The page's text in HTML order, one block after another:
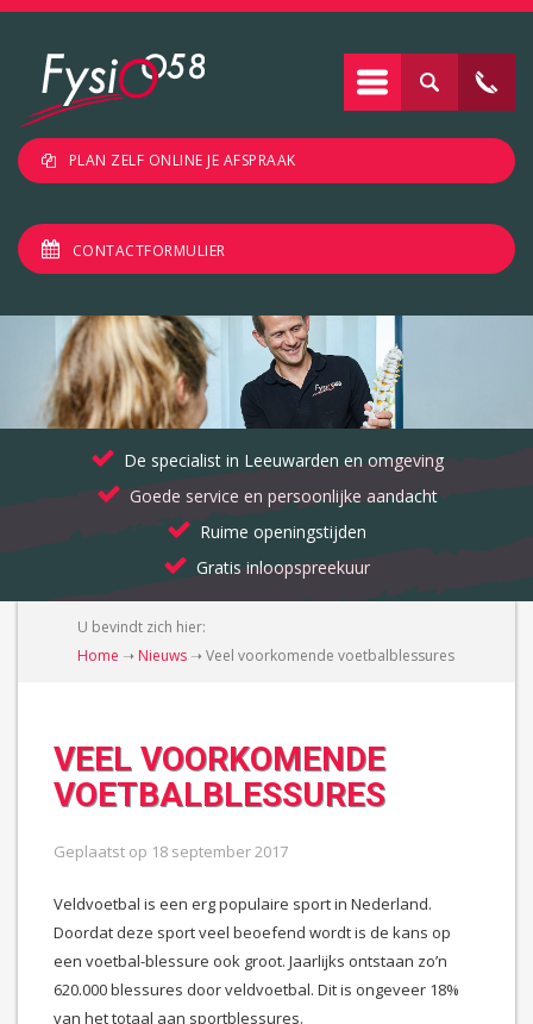
PLAN ZELF ONLINE JE AFSPRAAK
CONTACTFORMULIER
De specialist in Leeuwarden en omgeving
Goede service en persoonlijke aandacht
Ruime openingstijden
Gratis inloopspreekuur
U bevindt zich hier:
Home ➝ Nieuws ➝ Veel voorkomende voetbalblessures
VEEL VOORKOMENDE
VOETBALBLESSURES
Geplaatst op 18 september 2017
Veldvoetbal is een erg populaire sport in Nederland.
Doordat deze sport veel beoefend wordt is de kans op
een voetbal-blessure ook groot. Jaarlijks ontstaan zo’n
620.000 blessures door veldvoetbal. Dit is ongeveer 18%
van het totaal aan sportblessures.